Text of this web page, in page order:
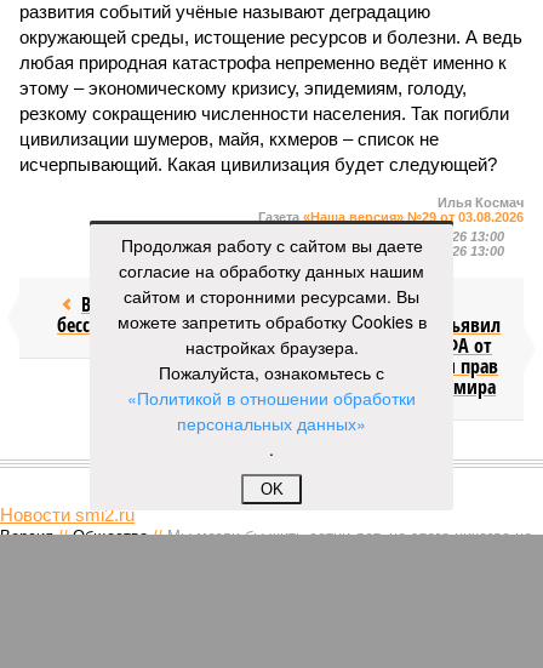
развития событий учёные называют деградацию
окружающей среды, истощение ресурсов и болезни. А ведь
любая природная катастрофа непременно ведёт именно к
этому – экономическому кризису, эпидемиям, голоду,
резкому сокращению численности населения. Так погибли
цивилизации шумеров, майя, кхмеров – список не
исчерпывающий. Какая цивилизация будет следующей?
Илья Космач
Газета «Наша версия» №29 от 03.08.2026
05.08.2026 13:00
Отредактировано:05.08.2026 13:00
Возраст
бессмертия
Инфантино
отступил и объявил
об отказе ФИФА от
продажи доли прав
на чемпионат мира
КОММЕНТАРИИ
Новости smi2.ru
Версия //Общество //Мы могли бы жить сотни лет, но этого никогда не
Продолжая работу с сайтом вы даете
согласие на обработку данных нашим
сайтом и сторонними ресурсами. Вы
можете запретить обработку Cookies в
настройках браузера.
Пожалуйста, ознакомьтесь с
«Политикой в отношении обработки
персональных данных»
.
OK